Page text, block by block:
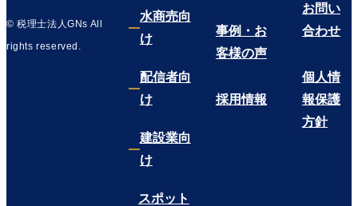
© 税理士法人GNs All
rights reserved.
水商売向
け
配信者向
け
建設業向
け
スポット
事例・お
客様の声
採用情報
お問い
合わせ
個人情
報保護
方針